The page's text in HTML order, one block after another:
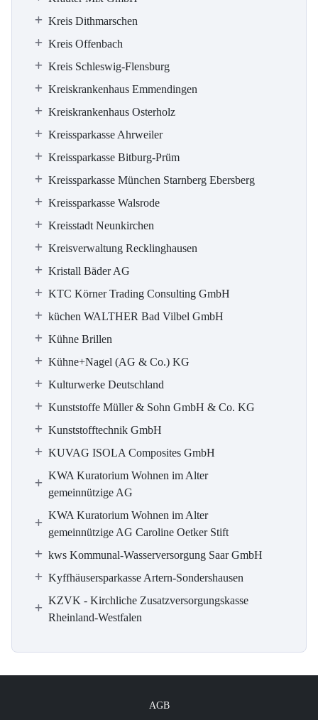
Kreis Dithmarschen
Kreis Offenbach
Kreis Schleswig-Flensburg
Kreiskrankenhaus Emmendingen
Kreiskrankenhaus Osterholz
Kreissparkasse Ahrweiler
Kreissparkasse Bitburg-Prüm
Kreissparkasse München Starnberg Ebersberg
Kreissparkasse Walsrode
Kreisstadt Neunkirchen
Kreisverwaltung Recklinghausen
Kristall Bäder AG
KTC Körner Trading Consulting GmbH
küchen WALTHER Bad Vilbel GmbH
Kühne Brillen
Kühne+Nagel (AG & Co.) KG
Kulturwerke Deutschland
Kunststoffe Müller & Sohn GmbH & Co. KG
Kunststofftechnik GmbH
KUVAG ISOLA Composites GmbH
KWA Kuratorium Wohnen im Alter
gemeinnützige AG
KWA Kuratorium Wohnen im Alter
gemeinnützige AG Caroline Oetker Stift
kws Kommunal-Wasserversorgung Saar GmbH
Kyffhäusersparkasse Artern-Sondershausen
KZVK - Kirchliche Zusatzversorgungskasse
Rheinland-Westfalen
AGB